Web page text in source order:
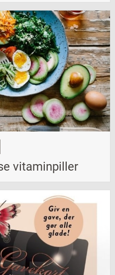
vitaminpiller